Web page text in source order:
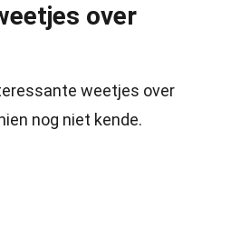
over
weetjes over
nog niet kende.